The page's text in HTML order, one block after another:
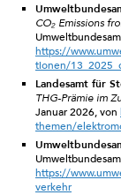
CO₂ Emissions
https://
tionen/
Landesamt für
THG-Prämie im
Januar 2026, von
themen/
https://
verkehr